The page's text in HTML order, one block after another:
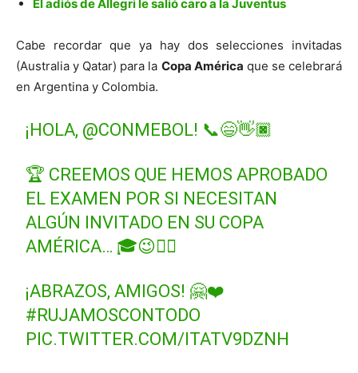
El adiós de Allegri le salió caro a la Juventus
Cabe recordar que ya hay dos selecciones invitadas
(Australia y Qatar) para la Copa América que se celebrará
en Argentina y Colombia.
¡HOLA, @CONMEBOL! 📞😄👋🏿
🏆 CREEMOS QUE HEMOS APROBADO
EL EXAMEN POR SI NECESITAN
ALGÚN INVITADO EN SU COPA
AMÉRICA… 🎓😉👌🏿
¡ABRAZOS, AMIGOS! 🤗❤️
#RUJAMOSCONTODO
PIC.TWITTER.COM/ITATV9DZNH